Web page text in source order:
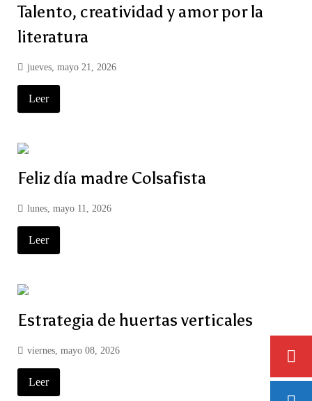
Talento, creatividad y amor por la
literatura
jueves, mayo 21, 2026
Leer
Feliz día madre Colsafista
lunes, mayo 11, 2026
Leer
Estrategia de huertas verticales
viernes, mayo 08, 2026
Leer